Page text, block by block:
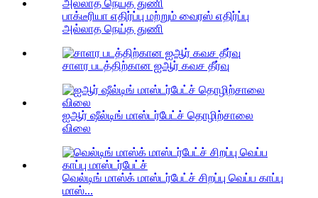
பாக்டீரியா எதிர்ப்பு மற்றும் வைரஸ் எதிர்ப்பு
அல்லாத நெய்த துணி
சாளர படத்திற்கான ஐஆர் கவச தீர்வு
ஐஆர் ஷீல்டிங் மாஸ்டர்பேட்ச் தொழிற்சாலை
விலை
வெல்டிங் மாஸ்க் மாஸ்டர்பேட்ச் சிறப்பு வெப்ப காப்பு
மாஸ்...